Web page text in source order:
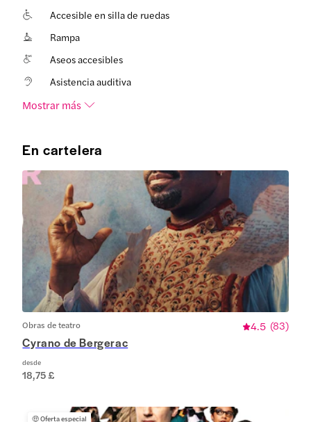
Accesible en silla de ruedas
Rampa
Aseos accesibles
Asistencia auditiva
Mostrar más
En cartelera
Obras de teatro 4.5 (83)
Cyrano de Bergerac
desde
18,75 £
🤑Oferta especial